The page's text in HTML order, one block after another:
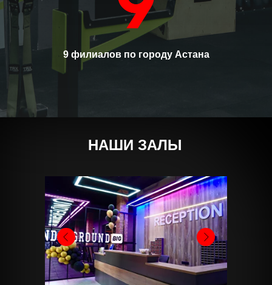
9 филиалов по городу Астана
НАШИ ЗАЛЫ